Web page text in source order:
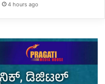
4 hours ago